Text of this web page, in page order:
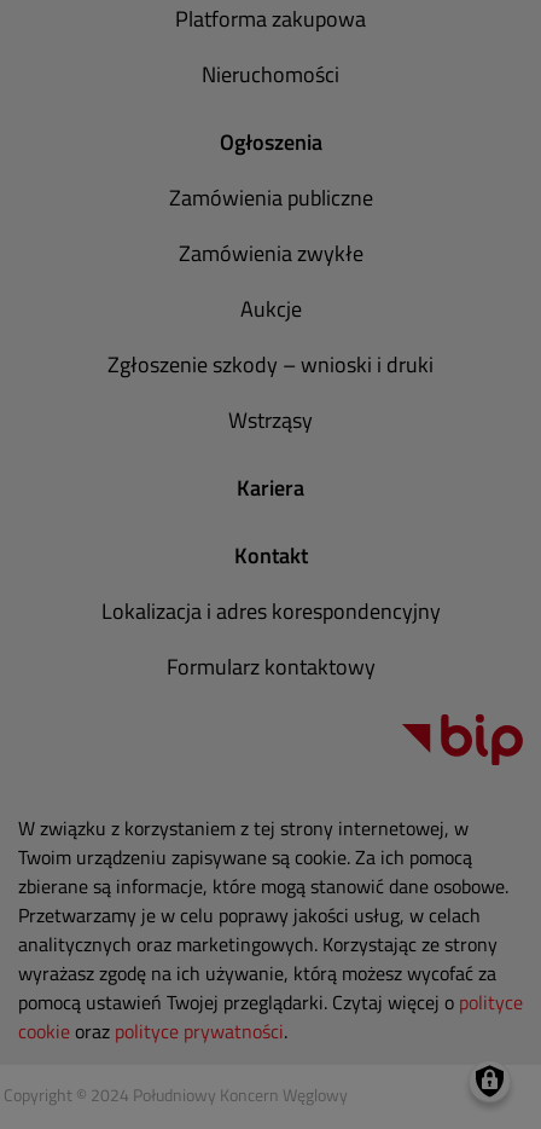
Platforma zakupowa
Nieruchomości
Ogłoszenia
Zamówienia publiczne
Zamówienia zwykłe
Aukcje
Zgłoszenie szkody – wnioski i druki
Wstrząsy
Kariera
Kontakt
Lokalizacja i adres korespondencyjny
Formularz kontaktowy
W związku z korzystaniem z tej strony internetowej, w
Twoim urządzeniu zapisywane są cookie. Za ich pomocą
zbierane są informacje, które mogą stanowić dane osobowe.
Przetwarzamy je w celu poprawy jakości usług, w celach
analitycznych oraz marketingowych. Korzystając ze strony
wyrażasz zgodę na ich używanie, którą możesz wycofać za
pomocą ustawień Twojej przeglądarki. Czytaj więcej o polityce
cookie oraz polityce prywatności.
Copyright © 2024 Południowy Koncern Węglowy